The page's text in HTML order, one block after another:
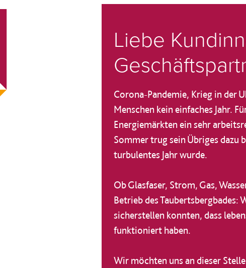
Liebe
Corona-Pandemie, Krieg in der
Menschen kein einfaches Jahr.
Energiemärkten ein sehr
Sommer trug sein Übriges
turbulentes Jahr wurde.
Ob Glasfaser, Strom, Gas,
Betrieb des
sicherstellen konnten, dass
funktioniert haben.
Wir möchten uns an dieser